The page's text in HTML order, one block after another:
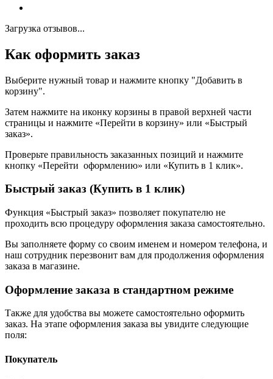
Загрузка отзывов...
Как оформить заказ
Выберите нужный товар и нажмите кнопку "Добавить в
корзину".
Затем нажмите на иконку корзины в правой верхней части
страницы и нажмите «Перейти в корзину» или «Быстрый
заказ».
Проверьте правильность заказанных позиций и нажмите
кнопку «Перейти оформлению» или «Купить в 1 клик».
Быстрый заказ (Купить в 1 клик)
Функция «Быстрый заказ» позволяет покупателю не
проходить всю процедуру оформления заказа самостоятельно.
Вы заполняете форму со своим именем и номером телефона, и
наш сотрудник перезвонит вам для продолжения оформления
заказа в магазине.
Оформление заказа в стандартном режиме
Также для удобства вы можете самостоятельно оформить
заказ. На этапе оформления заказа вы увидите следующие
поля:
Покупатель